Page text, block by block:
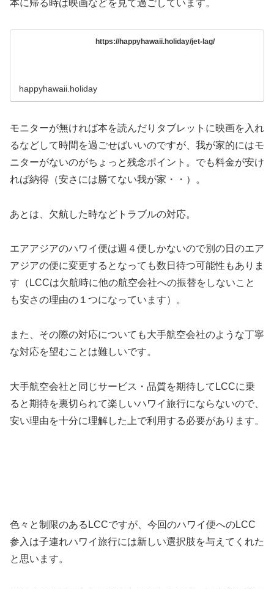
本に帰る時は映画などを見て過ごしています。
https://happyhawaii.holiday/jet-lag/
happyhawaii.holiday
モニターが無ければ本を読んだりタブレットに映画を入れ
るなどして時間を過ごせばいいのですが、我が家的にはモ
ニターがないのがちょっと残念ポイント。でも料金が安け
れば納得（安さには勝てない我が家・・）。
あとは、欠航した時などトラブルの対応。
エアアジアのハワイ便は週４便しかないので別の日のエア
アジアの便に変更するとなっても数日待つ可能性もありま
す（LCCは欠航時に他の航空会社への振替をしないこと
も安さの理由の１つになっています）。
また、その際の対応についても大手航空会社のような丁寧
な対応を望むことは難しいです。
大手航空会社と同じサービス・品質を期待してLCCに乗
ると期待を裏切られて楽しいハワイ旅行にならないので、
安い理由を十分に理解した上で利用する必要があります。
色々と制限のあるLCCですが、今回のハワイ便へのLCC
参入は子連れハワイ旅行には新しい選択肢を与えてくれた
と思います。